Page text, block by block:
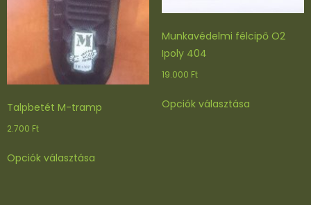
Talpbetét M-tramp
2.700 Ft
Opciók választása
Munkavédelmi félcipő O2
Ipoly 404
19.000 Ft
Opciók választásaa